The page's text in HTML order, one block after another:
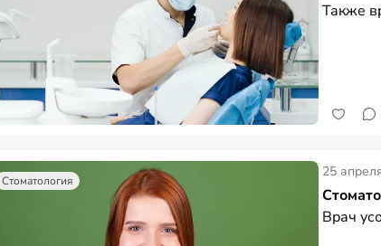
Также
Стоматология
25
Врач